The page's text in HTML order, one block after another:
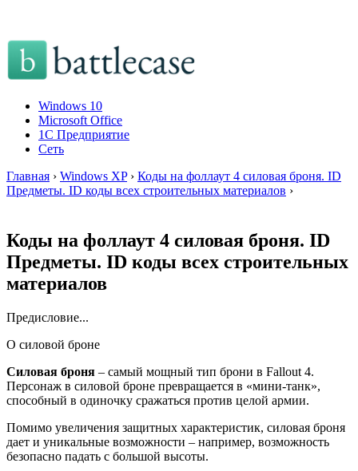
Windows 10
Microsoft Office
1C Предприятие
Сеть
Главная › Windows XP › Коды на фоллаут 4 силовая броня. ID
Предметы. ID коды всех строительных материалов ›
Коды на фоллаут 4 силовая броня. ID
Предметы. ID коды всех строительных
материалов
Предисловие...
О силовой броне
Силовая броня – самый мощный тип брони в Fallout 4.
Персонаж в силовой броне превращается в «мини-танк»,
способный в одиночку сражаться против целой армии.
Помимо увеличения защитных характеристик, силовая броня
дает и уникальные возможности – например, возможность
безопасно падать с большой высоты.